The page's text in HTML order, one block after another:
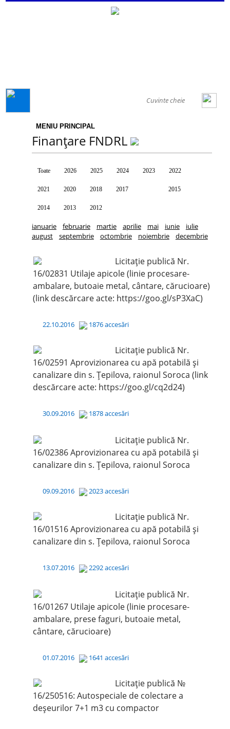
MENIU PRINCIPAL
Finanțare FNDRL
Toate 2026 2025 2024 2023 2022
2021 2020 2018 2017 2015
2014 2013 2012
ianuarie februarie martie aprilie mai iunie
iulie
august
septembrie octombrie noiembrie decembrie
Licitație publică Nr.
16/02831 Utilaje apicole (linie procesare-
ambalare, butoaie metal, cântare, cărucioare)
(link descărcare acte: https://goo.gl/sP3XaC)
22.10.2016 1876 accesări
Licitație publică Nr.
16/02591 Aprovizionarea cu apă potabilă și
canalizare din s. Țepilova, raionul Soroca (link
descărcare acte: https://goo.gl/cq2d24)
30.09.2016 1878 accesări
Licitație publică Nr.
16/02386 Aprovizionarea cu apă potabilă și
canalizare din s. Țepilova, raionul Soroca
09.09.2016 2023 accesări
Licitație publică Nr.
16/01516 Aprovizionarea cu apă potabilă și
canalizare din s. Țepilova, raionul Soroca
13.07.2016 2292 accesări
Licitaţie publică Nr.
16/01267 Utilaje apicole (linie procesare-
ambalare, prese faguri, butoaie metal,
cântare, cărucioare)
01.07.2016 1641 accesări
Licitaţie publică №
16/250516: Autospeciale de colectare a
deșeurilor 7+1 m3 cu compactor